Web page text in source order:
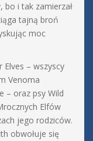
bo i tak zamierzał
tajną broń
moc
Elves – wszyscy
Venoma
– oraz psy Wild
Elfów
jego rodziców.
obwołuje się